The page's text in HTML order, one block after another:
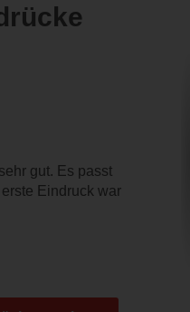
gut. Es passt
Eindruck war